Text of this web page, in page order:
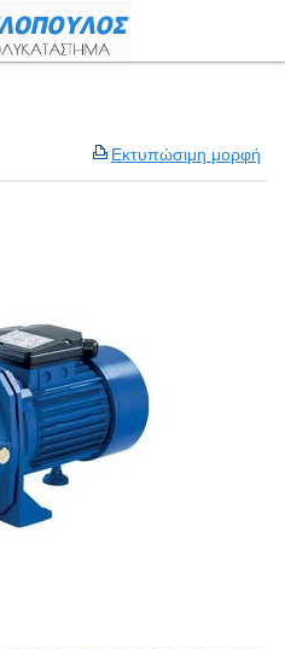
Εκτυπώσιμη μορφή